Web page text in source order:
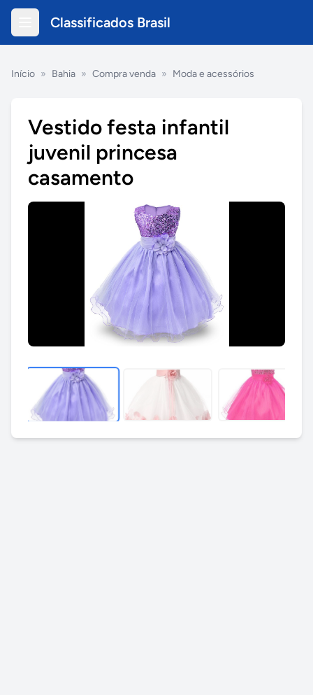
Classificados Brasil
Início » Bahia » Compra venda » Moda e acessórios
Vestido festa infantil
juvenil princesa
casamento